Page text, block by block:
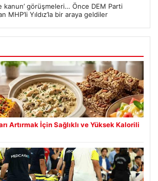
kanun’ görüşmeleri… Önce DEM Parti
MHP’li Yıldız’la bir araya geldiler
Artırmak İçin Sağlıklı ve Yüksek Kalorili